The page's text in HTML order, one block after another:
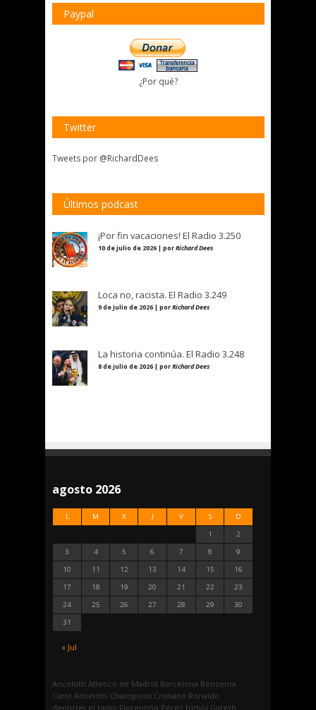
Paypal
¿Por qué?
Twitter
Tweets por @RichardDees
Últimos podcast
¡Por fin vacaciones! El Radio 3.250
10 de julio de 2026 | porRichard Dees
Loca no, racista. El Radio 3.249
9 de julio de 2026 | porRichard Dees
La historia continúa. El Radio 3.248
8 de julio de 2026 | porRichard Dees
agosto 2026
L M X J V S D
« Jul
1
2
3
4 5 6 7 8
9
10
11 12 13 14 15
16
17
18 19 20 21 22
23
24
25 26 27 28 29
30
31
Ancelotti Atletico de Madrid Barcelona Benzema
Carlo Ancelotti Champions Cristiano Ronaldo
deportes el radio Florentino Pérez fútbol Gareth